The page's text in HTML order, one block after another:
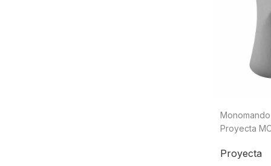
Proyecta
Proyecta